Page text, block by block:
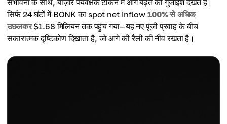
संभावना के साथ, बाज़ार पर्यवेक्षक टोकन में आगे बढ़त की गुंजाइश देखते हैं।
सिर्फ 24 घंटों में BONK का spot net inflow 100% से अधिक
उछलकर$1.68 मिलियन तक पहुंच गया—यह नए पूंजी प्रवाह के बीच
सकारात्मक दृष्टिकोण दिखाता है, जो आगे की रैली की नींव रखता है।